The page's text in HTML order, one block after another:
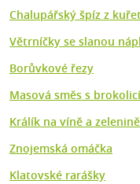
Chalupářský špíz z
Větrníčky se slanou
Borůvkové řezy
Masová směs s
Králík na víně a zelenině
Znojemská omáčka
Klatovské rarášky